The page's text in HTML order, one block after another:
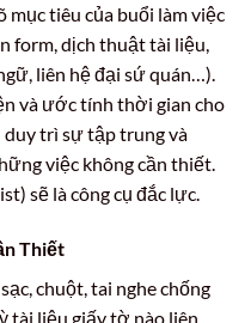
mục tiêu của buổi làm việc
form, dịch thuật tài liệu,
liên hệ đại sứ quán…).
và ước tính thời gian cho
duy trì sự tập trung và
việc không cần thiết.
sẽ là công cụ đắc lực.
Thiết
chuột, tai nghe chống
tài liệu giấy tờ nào liên